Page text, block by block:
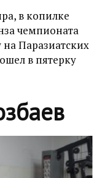
в копилке
чемпионата
на Паразиатских
в пятерку